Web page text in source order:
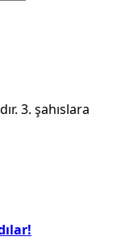
3. şahıslara